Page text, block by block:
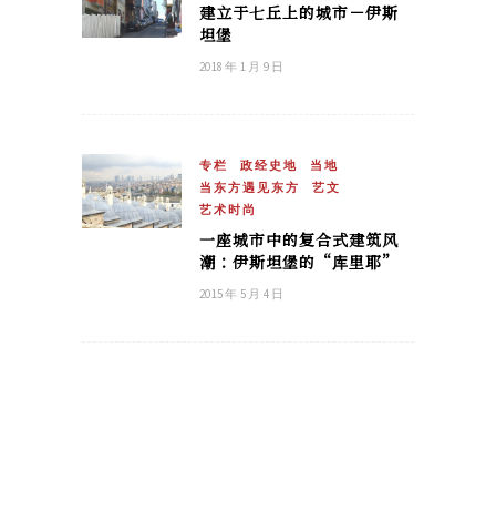
建立于七丘上的城市－伊斯
坦堡
2018 年 1 月 9 日
专栏 政经史地
当地
当东方遇见东方
艺文
艺术时尚
一座城市中的复合式建筑风
潮：伊斯坦堡的“库里耶”
2015 年 5 月 4 日